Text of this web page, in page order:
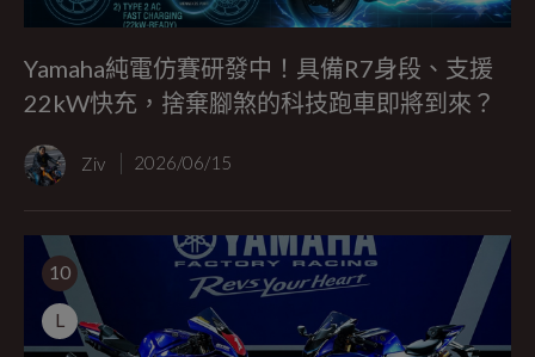
Yamaha純電仿賽研發中！具備R7身段、支援
22kW快充，捨棄腳煞的科技跑車即將到來？
Ziv 2026/06/15
10
L